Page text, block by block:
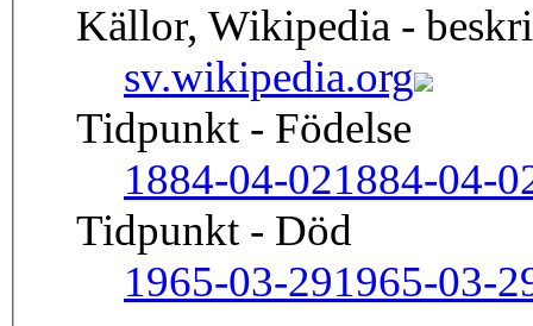
Källor, Wikipedia -
sv.wikipedia.org
Tidpunkt - Födelse
1884-04-021884-04-
Tidpunkt - Död
1965-03-291965-03-